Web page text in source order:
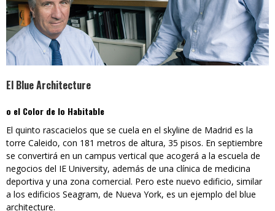
El Blue Architecture
o el Color de lo Habitable
El quinto rascacielos que se cuela en el skyline de Madrid es la
torre Caleido, con 181 metros de altura, 35 pisos. En septiembre
se convertirá en un campus vertical que acogerá a la escuela de
negocios del IE University, además de una clínica de medicina
deportiva y una zona comercial. Pero este nuevo edificio, similar
a los edificios Seagram, de Nueva York, es un ejemplo del blue
architecture.